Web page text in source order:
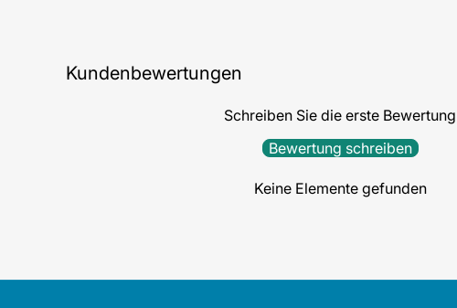
Kundenbewertungen
Schreiben Sie die erste Bewertung
Bewertung schreiben
Keine Elemente gefunden